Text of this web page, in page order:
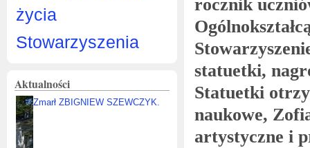
życia
Stowarzyszenia
Aktualności
Zmarł ZBIGNIEW SZEWCZYK.
rocznik
statuetki,
Statuetki
naukowe,
artystyczne i